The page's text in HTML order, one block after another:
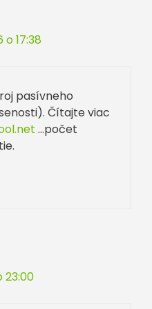
o 17:38
pasívneho
Čítajte viac
…počet
23:00